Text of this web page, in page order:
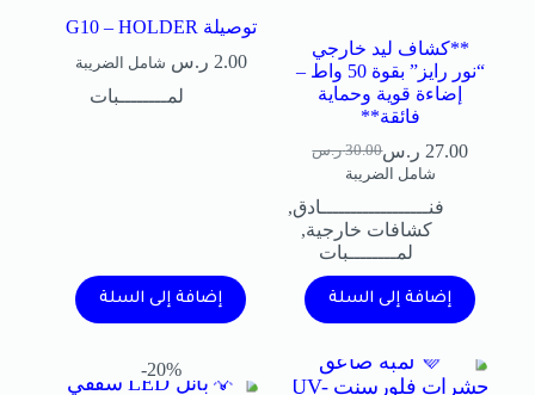
**كشاف ليد خارجي
“نور رايز” بقوة 50 واط –
إضاءة قوية وحماية
فائقة**
30.00 ر.س 27.00 ر.س
شامل الضريبة
فنــــــــــــــــــادق,
كشافات خارجية,
لمــــــــبات
إضافة إلى السلة
توصيلة G10 – HOLDER
2.00 ر.س شامل الضريبة
لمــــــــبات
إضافة إلى السلة
20%-